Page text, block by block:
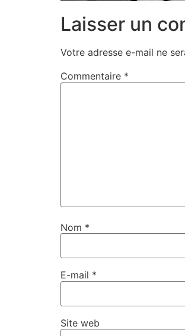
Laisser un
Votre adresse e-mail ne
Commentaire *
Nom *
E-mail *
Site web